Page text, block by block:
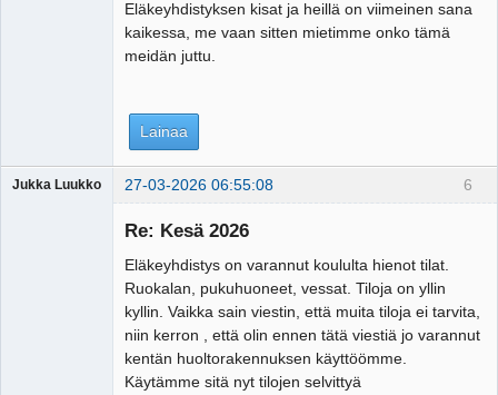
Eläkeyhdistyksen kisat ja heillä on viimeinen sana
kaikessa, me vaan sitten mietimme onko tämä
meidän juttu.
Lainaa
6
Jukka Luukko 27-03-2026 06:55:08
Re: Kesä 2026
Eläkeyhdistys on varannut koululta hienot tilat.
Ruokalan, pukuhuoneet, vessat. Tiloja on yllin
kyllin. Vaikka sain viestin, että muita tiloja ei tarvita,
niin kerron , että olin ennen tätä viestiä jo varannut
kentän huoltorakennuksen käyttöömme.
Käytämme sitä nyt tilojen selvittyä